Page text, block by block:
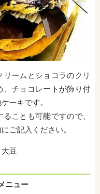
ームとショコラのクリ
、チョコレートが飾り付
ーキです。
ことも可能ですので、
ご記入ください。
豆
ニュー